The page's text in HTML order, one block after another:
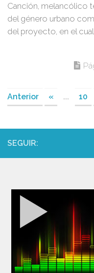
Canción, melancólico
del género urbano
del proyecto, en el cual
Anterior
« ... 10
SEGUIR: